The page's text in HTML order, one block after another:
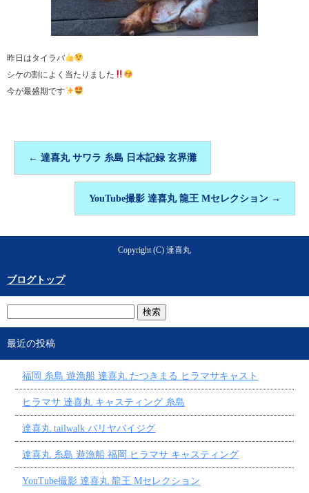
昨日はタイラバ
シケの割によく当たりました
今が最盛期です
← 達喜丸 サワラ 糸島 日本記録 玄界灘
YouTube撮影 達喜丸 龍王 Mセレクション →
Copyright (C) 達喜丸
ブログトップ
最近の投稿
福岡 糸島 遊漁船 達喜丸 たつきまる ヒラマサキャスト
ヒラマサ 達喜丸 キャスティング 糸島
達喜丸 tailwalk バリヤバイジグ
達喜丸 糸島 遊漁船 福岡 ヒラマサ キャスティング
YouTube撮影 達喜丸 龍王 Mセレクション